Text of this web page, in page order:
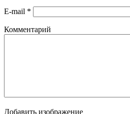
E-mail *
Комментарий
Добавить изображение